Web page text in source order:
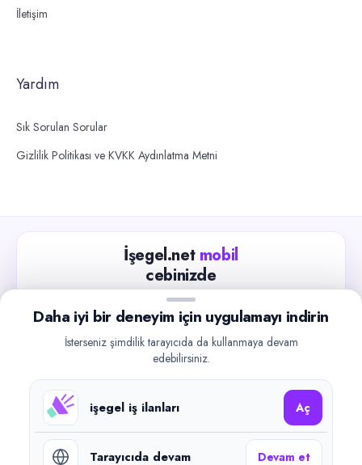
İletişim
Yardım
Sık Sorulan Sorular
Gizlilik Politikası ve KVKK Aydınlatma Metni
İşegel.net mobil
cebinizde
Güncel iş ilanlarını takip edin, işverenlerle hızlıca
iletişime geçin.
Google Play
©2026işegel.net. Tüm hakları saklıdır.
Daha iyi bir deneyim için uygulamayı indirin
İsterseniz şimdilik tarayıcıda da kullanmaya devam
edebilirsiniz.
işegel iş ilanları Aç
Tarayıcıda devam Devam et